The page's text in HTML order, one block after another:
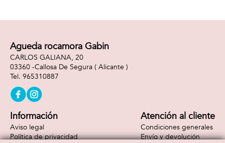
Agueda rocamora Gabin
CARLOS GALIANA, 20
03360 -Callosa De Segura ( Alicante )
965310887
Información
Aviso legal
Política de privacidad
Atención al cliente
Condiciones generales
Envío y devolución